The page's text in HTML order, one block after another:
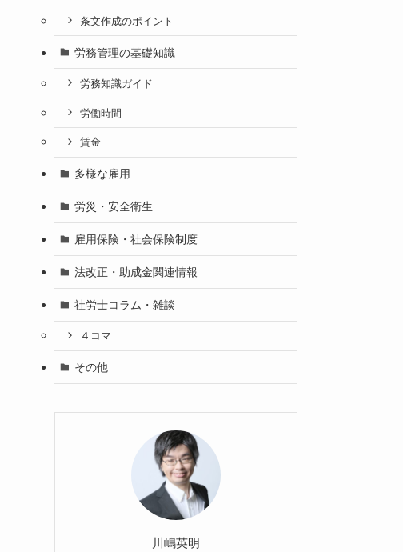
条文作成のポイント
労務管理の基礎知識
労務知識ガイド
労働時間
賃金
多様な雇用
労災・安全衛生
雇用保険・社会保険制度
法改正・助成金関連情報
社労士コラム・雑談
４コマ
その他
川嶋英明